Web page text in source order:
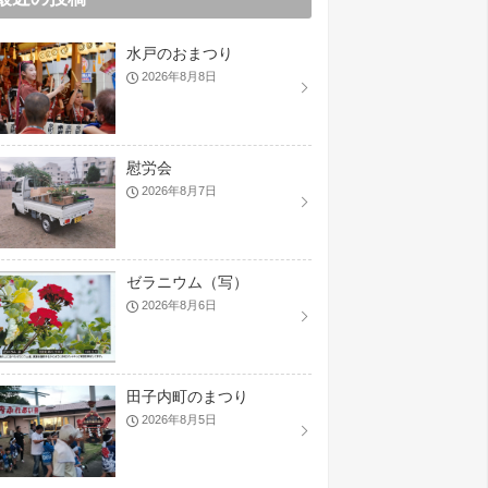
水戸のおまつり
2026年8月8日
慰労会
2026年8月7日
ゼラニウム（写）
2026年8月6日
田子内町のまつり
2026年8月5日